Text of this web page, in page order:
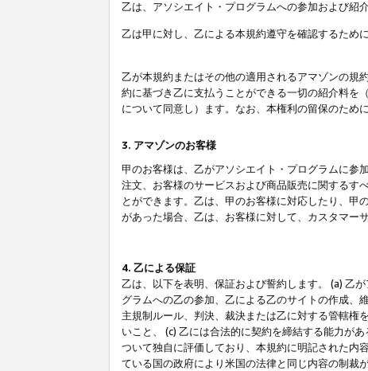
乙は、アソシエイト・プログラムへの参加および紹
乙は甲に対し、乙による本規約遵守を確認するため
乙が本規約またはその他の適用されるアマゾンの規
約に基づき乙に支払うことができる一切の紹介料を
について同意し）ます。なお、本権利の留保のため
3. アマゾンのお客様
甲のお客様は、乙がアソシエイト・プログラムに参
注文、お客様のサービスおよび商品販売に関するす
とができます。乙は、甲のお客様に対応したり、
があった場合、乙は、お客様に対して、カスタマー
4. 乙による保証
乙は、以下を表明、保証および誓約します。 (a) 乙
グラムへの乙の参加、乙による乙のサイトの作成、
主規制ルール、判決、裁決または乙に対する管轄権
いこと、 (c) 乙には合法的に契約を締結する能力が
ついて独自に評価しており、本規約に明記された内
ている国の政府により米国の法律と同じ内容の制裁